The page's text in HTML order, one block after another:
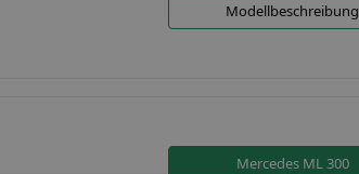
Modellbeschreibung
Mercedes ML 300